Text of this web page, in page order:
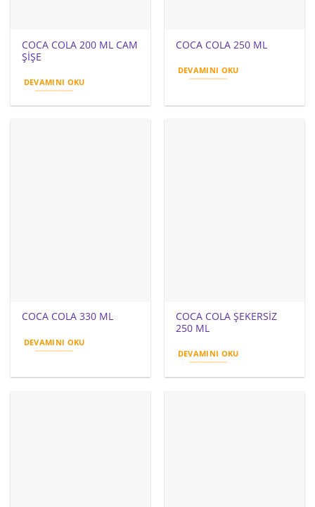
COCA COLA 200 ML CAM
ŞİŞE
DEVAMINI OKU
COCA COLA 250 ML
DEVAMINI OKU
COCA COLA 330 ML
DEVAMINI OKU
COCA COLA ŞEKERSİZ
250 ML
DEVAMINI OKU